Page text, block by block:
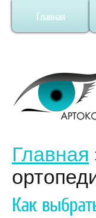
Главная
Главная
Как